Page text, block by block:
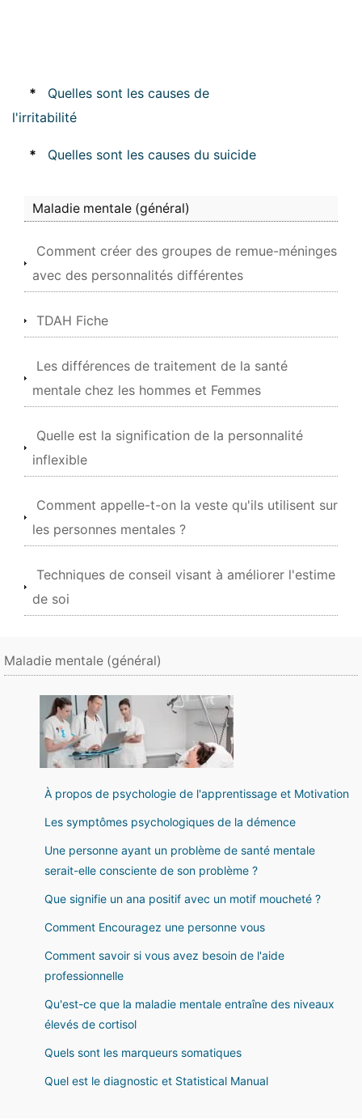
*
Quelles sont les causes de
l'irritabilité
* Quelles sont les causes du suicide
Maladie mentale (général)
Comment créer des groupes de remue-méninges
avec des personnalités différentes
TDAH Fiche
Les différences de traitement de la santé
mentale chez les hommes et Femmes
Quelle est la signification de la personnalité
inflexible
Comment appelle-t-on la veste qu'ils utilisent sur
les personnes mentales ?
Techniques de conseil visant à améliorer l'estime
de soi
Maladie mentale (général)
À propos de psychologie de l'apprentissage et Motivation
Les symptômes psychologiques de la démence
Une personne ayant un problème de santé mentale
serait-elle consciente de son problème ?
Que signifie un ana positif avec un motif moucheté ?
Comment Encouragez une personne vous
Comment savoir si vous avez besoin de l'aide
professionnelle
Qu'est-ce que la maladie mentale entraîne des niveaux
élevés de cortisol
Quels sont les marqueurs somatiques
Quel est le diagnostic et Statistical Manual